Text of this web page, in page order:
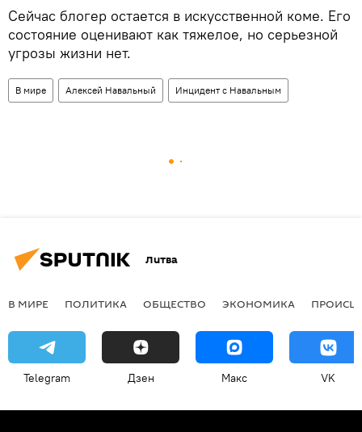
Сейчас блогер остается в искусственной коме. Его
состояние оценивают как тяжелое, но серьезной
угрозы жизни нет.
В мире Алексей Навальный Инцидент с Навальным
Литва
В МИРЕ ПОЛИТИКА ОБЩЕСТВО ЭКОНОМИКА
Telegram Дзен Макс VK